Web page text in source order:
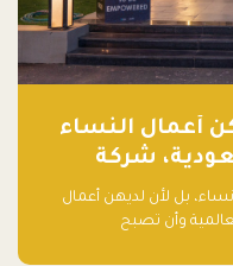
أعمال النساء
شركة
بل لأن لديهن أعمال
وأن تصبح